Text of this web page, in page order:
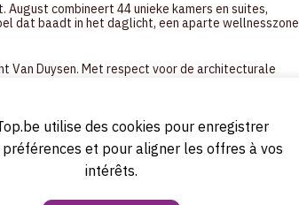
combineert 44 unieke kamers en suites,
dat baadt in het daglicht, een aparte wellnesszone
Van Duysen. Met respect voor de architecturale
erfgoed, alle moderne nutsvoorzieningen
naar een (Flexi) Ontbijt Chef. Bij August
aan meewerken.
utilise des cookies pour enregistrer
et pour aligner les offres à vos
intérêts.